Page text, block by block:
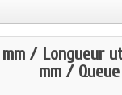
/ Longueur
mm /